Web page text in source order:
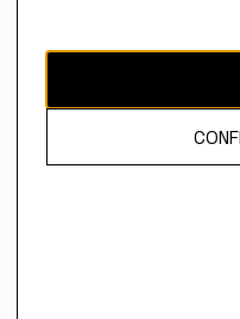
El contenido de esta página